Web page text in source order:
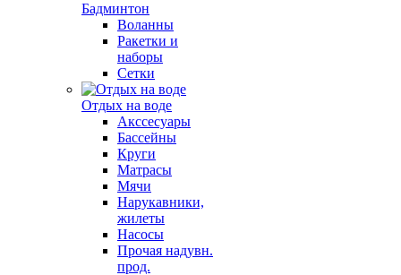
Бадминтон
Воланны
Ракетки и
наборы
Сетки
Отдых на воде
Акссесуары
Бассейны
Круги
Матрасы
Мячи
Нарукавники,
жилеты
Насосы
Прочая надувн.
прод.